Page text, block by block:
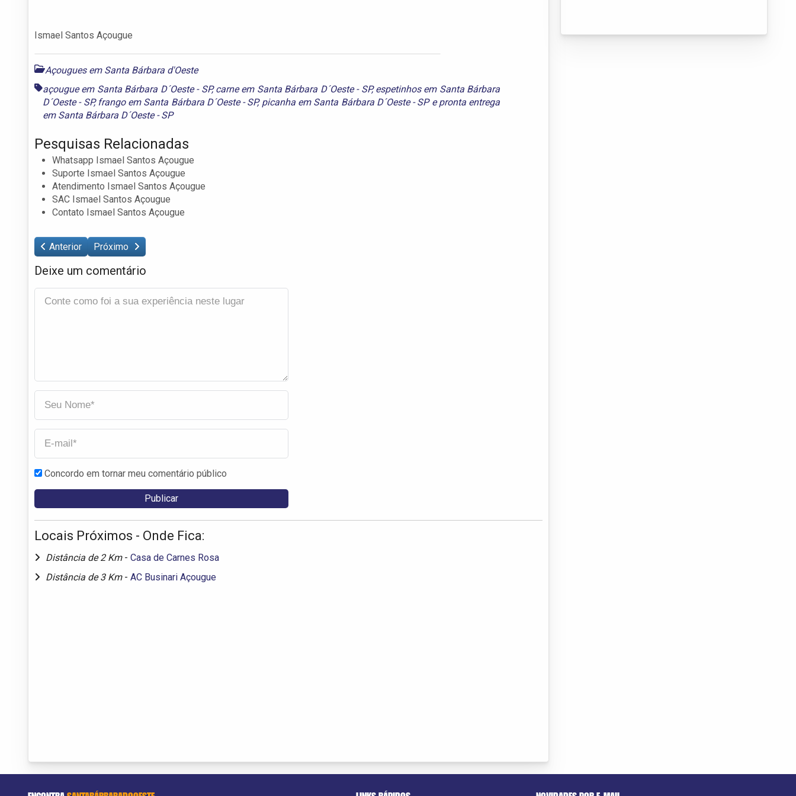
Ismael Santos Açougue
Açougues em Santa Bárbara d'Oeste
açougue em Santa Bárbara D´Oeste - SP,carne em Santa Bárbara D´Oeste - SP,espetinhos em Santa Bárbara
D´Oeste - SP, frango em Santa Bárbara D´Oeste - SP, picanha em Santa Bárbara D´Oeste - SPepronta entrega
em Santa Bárbara D´Oeste - SP
Pesquisas Relacionadas
Whatsapp Ismael Santos Açougue
Suporte Ismael Santos Açougue
Atendimento Ismael Santos Açougue
SAC Ismael Santos Açougue
Contato Ismael Santos Açougue
Anterior Próximo
Deixe um comentário
Concordo em tornar meu comentário público
Locais Próximos - Onde Fica:
Distância de 2 Km - Casa de Carnes Rosa
Distância de 3 Km - AC Businari Açougue